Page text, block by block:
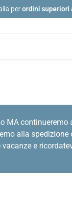
perordini superiori
alla
e